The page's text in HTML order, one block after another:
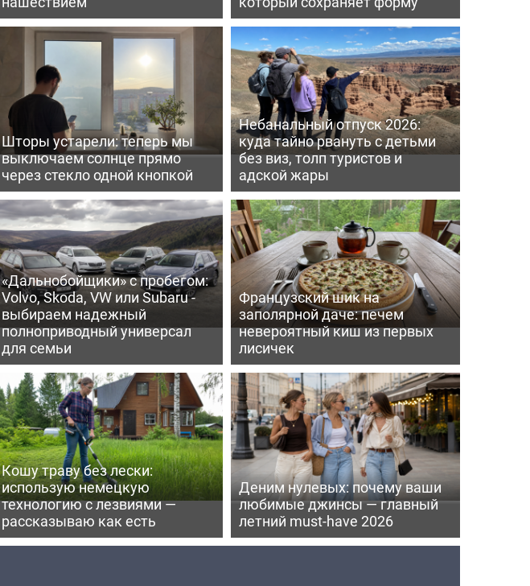
Шторы устарели: теперь мы
выключаем солнце прямо
через стекло одной кнопкой
Небанальный отпуск 2026:
куда тайно рвануть с детьми
без виз, толп туристов и
адской жары
«Дальнобойщики» с пробегом:
Volvo, Skoda, VW или Subaru -
выбираем надежный
полноприводный универсал
для семьи
Французский шик на
заполярной даче: печем
невероятный киш из первых
лисичек
Кошу траву без лески:
использую немецкую
технологию с лезвиями —
рассказываю как есть
Деним нулевых: почему ваши
любимые джинсы — главный
летний must-have 2026